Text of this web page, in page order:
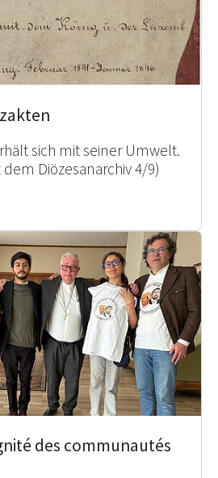
sich mit seiner Umwelt.
Diözesanarchiv 4/9)
des communautés